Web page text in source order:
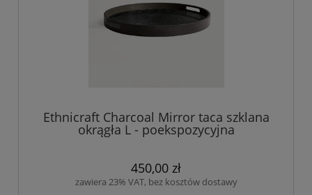
Ethnicraft Charcoal Mirror taca szklana
okrągła L - poekspozycyjna
450,00 zł
zawiera 23% VAT, bez kosztów dostawy